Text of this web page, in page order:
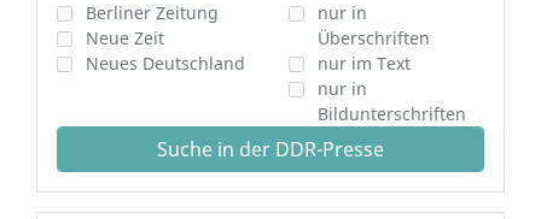
Berliner Zeitung
Neue Zeit
Neues Deutschland
nur in
Überschriften
nur im Text
nur in
Bildunterschriften
Suche in der DDR-Presse